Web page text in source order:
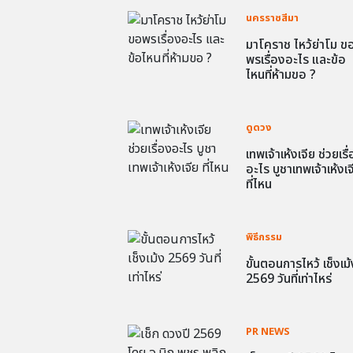
นครราชสีมา
มาโคราช ไหว้ย่าโม ข
พรเรื่องอะไร และข้อ
ไหนที่ห้ามขอ ?
ดูดวง
เทพเจ้าเห้งเจีย ช่วยเ
อะไร บูชาเทพเจ้าเห้งเ
ที่ไหน
พิธีกรรม
ขั้นตอนการไหว้ เช็งเ
2569 วันที่เท่าไหร่
PR NEWS